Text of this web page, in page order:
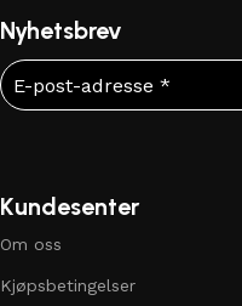
Nyhetsbrev
Kundesenter
Om oss
Kjøpsbetingelser